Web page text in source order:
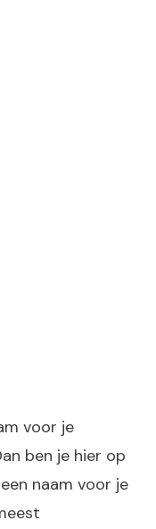
voor je
ben je hier op
naam voor je